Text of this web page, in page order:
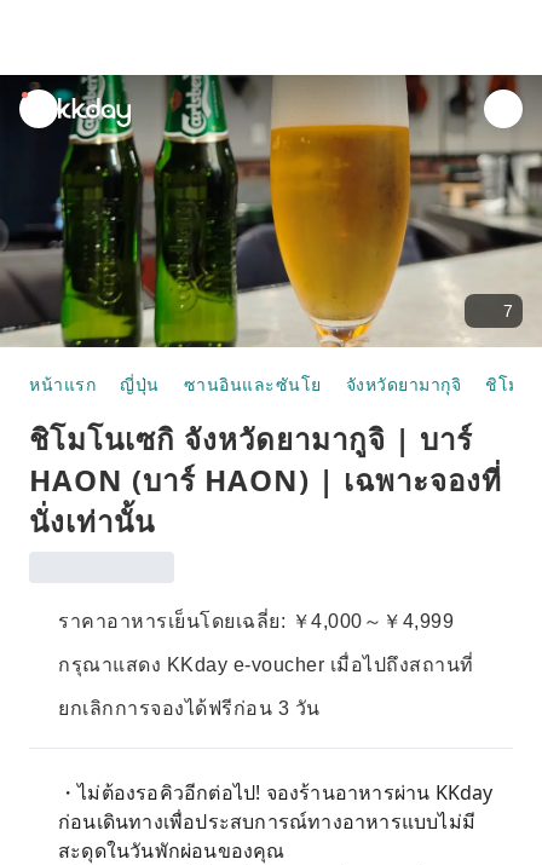
unread
notifications
7
หน้าแรก ญี่ปุ่น ซานอินและซันโย จังหวัดยามากุจิ ชิโมโ
ชิโมโนเซกิ จังหวัดยามากูจิ | บาร์
HAON (บาร์ HAON) | เฉพาะจองที่
นั่งเท่านั้น
ราคาอาหารเย็นโดยเฉลี่ย: ￥4,000～￥4,999
กรุณาแสดง KKday e-voucher เมื่อไปถึงสถานที่
ยกเลิกการจองได้ฟรีก่อน 3 วัน
・ไม่ต้องรอคิวอีกต่อไป! จองร้านอาหารผ่าน KKday
ก่อนเดินทางเพื่อประสบการณ์ทางอาหารแบบไม่มี
สะดุดในวันพักผ่อนของคุณ